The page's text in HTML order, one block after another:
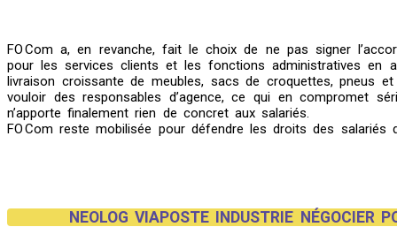
FO Com a, en revanche, fait le choix de ne pas signer
pour les services clients et les fonctions administratives en
livraison croissante de meubles, sacs de croquettes, pneus
vouloir des responsables d’agence, ce qui en compromet
n’apporte finalement rien de concret aux salariés.
FO Com reste mobilisée pour défendre les droits des
NEOLOG VIAPOSTE INDUSTRIE NÉGOCIER